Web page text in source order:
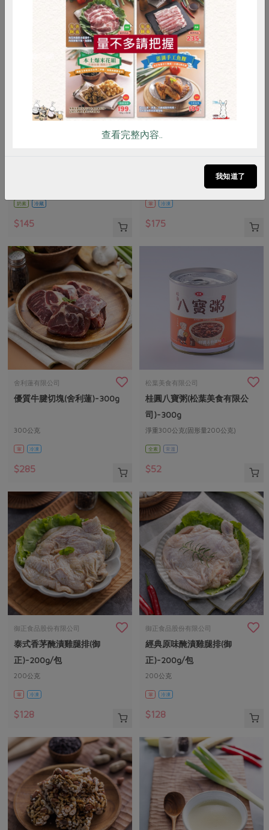
奶素 冷藏
$145
保證責任花蓮縣肉品運銷合作社
225公克(固形物200公克)
葷 冷凍
$175
舍利蓮有限公司
優質牛腱切塊(舍利蓮)-300g
300公克
葷 冷凍
$285
松葉美食有限公司
桂圓八寶粥(松葉美食有限公
司)-300g
淨重300公克(固形量200公克)
全素 常溫
$52
御正食品股份有限公司
泰式香茅醃漬雞腿排(御
正)-200g/包
200公克
葷 冷凍
$128
御正食品股份有限公司
經典原味醃漬雞腿排(御
正)-200g/包
200公克
葷 冷凍
$128
RPET 食譜 減硝酸鹽
雞蛋 食安 共同購買
查看完整內容..
我知道了